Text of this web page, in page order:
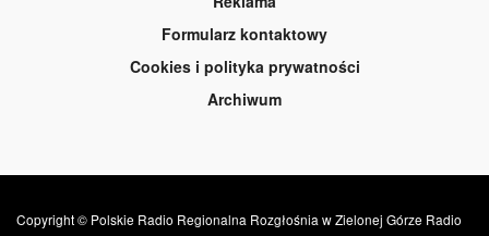
Formularz kontaktowy
Cookies i polityka prywatności
Archiwum
Copyright © Polskie Radio Regionalna Rozgłośnia w Zielonej Górze Radio